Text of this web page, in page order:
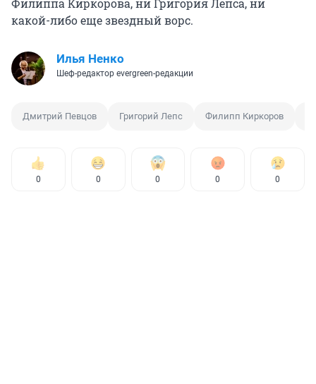
какой-либо еще звездный ворс.
Илья Ненко
Шеф-редактор evergreen-редакции
Дмитрий Певцов Григорий Лепс Филипп Киркоров
0 0 0 0 0